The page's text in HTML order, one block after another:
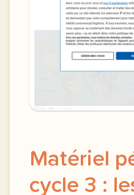
Matériel
cycle 3 :